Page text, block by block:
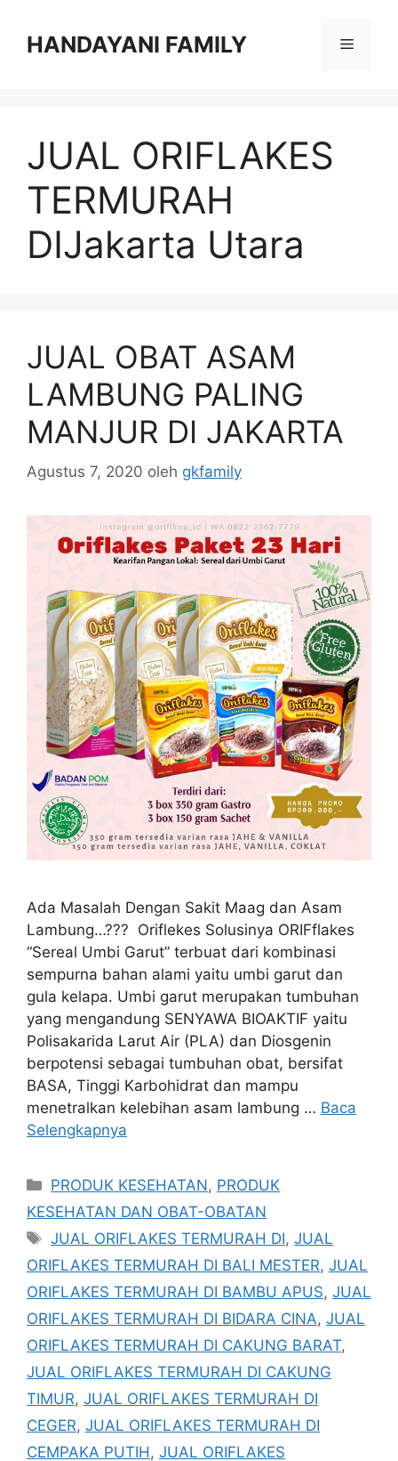
HANDAYANI FAMILY Menu
JUAL ORIFLAKES
TERMURAH
DIJakarta Utara
JUAL OBAT ASAM
LAMBUNG PALING
MANJUR DI JAKARTA
Agustus 7, 2020 oleh gkfamily
Ada Masalah Dengan Sakit Maag dan Asam
Lambung…??? Oriflekes Solusinya ORIFflakes
“Sereal Umbi Garut” terbuat dari kombinasi
sempurna bahan alami yaitu umbi garut dan
gula kelapa. Umbi garut merupakan tumbuhan
yang mengandung SENYAWA BIOAKTIF yaitu
Polisakarida Larut Air (PLA) dan Diosgenin
berpotensi sebagai tumbuhan obat, bersifat
BASA, Tinggi Karbohidrat dan mampu
menetralkan kelebihan asam lambung … Baca
Selengkapnya
Kategori
PRODUK KESEHATAN, PRODUK
KESEHATAN DAN OBAT-OBATAN
Tag
JUAL ORIFLAKES TERMURAH DI,JUAL
ORIFLAKES TERMURAH DI BALI MESTER, JUAL
ORIFLAKES TERMURAH DI BAMBU APUS, JUAL
ORIFLAKES TERMURAH DI BIDARA CINA, JUAL
ORIFLAKES TERMURAH DI CAKUNG BARAT,
JUAL ORIFLAKES TERMURAH DI CAKUNG
TIMUR, JUAL ORIFLAKES TERMURAH DI
CEGER, JUAL ORIFLAKES TERMURAH DI
CEMPAKA PUTIH , JUAL ORIFLAKES